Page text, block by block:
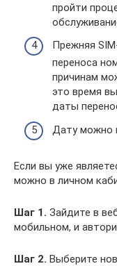
пройти
Прежняя
переноса
причинам
это время
даты
Дату можно
Если вы уже
можно в личном
Шаг 1. Зайдите в
мобильном, и
Шаг 2. Выберите